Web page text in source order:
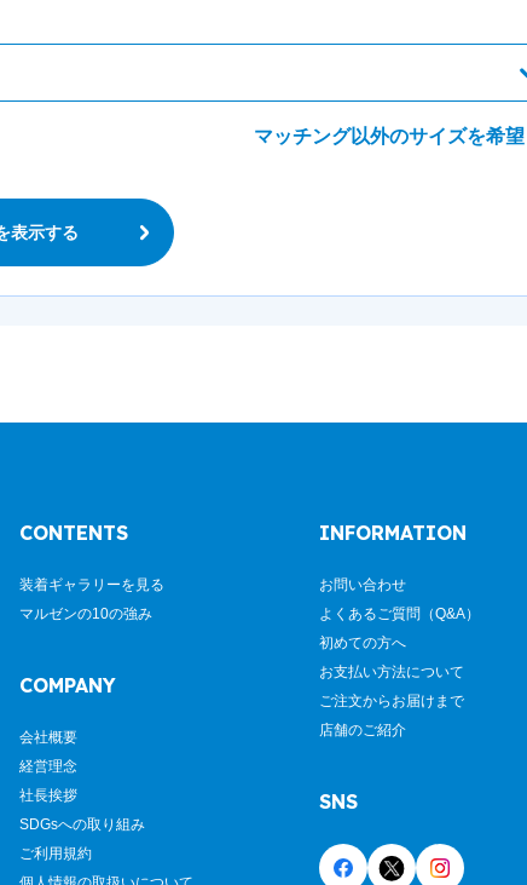
マッチング以外のサイズを希望
表示する
CONTENTS
装着ギャラリーを見る
マルゼンの10の強み
COMPANY
会社概要
経営理念
社長挨拶
SDGsへの取り組み
ご利用規約
INFORMATION
お問い合わせ
よくあるご質問（Q&A）
初めての方へ
お支払い方法について
ご注文からお届けまで
店舗のご紹介
SNS